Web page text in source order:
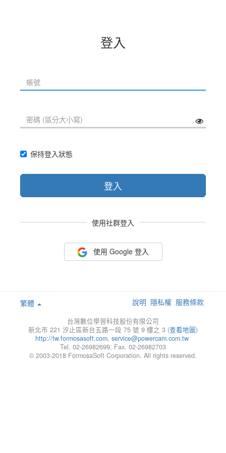
登入
保持登入狀態
登入
使用社群登入
使用 Google 登入
繁體 說明 隱私權 服務條款
台灣數位學習科技股份有限公司
新北市 221 汐止區新台五路一段 75 號 9 樓之 3 (查看地圖)
http://tw.formosasoft.com, service@powercam.com.tw
Tel. 02-26982699, Fax. 02-26982703
© 2003-2018 FormosaSoft Corporation. All rights reserved.